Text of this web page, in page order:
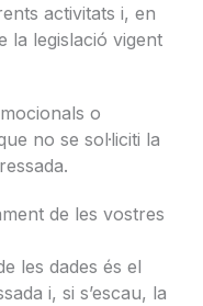
activitats i, en
la legislació vigent
o
no se sol·liciti la
de les vostres
les dades és el
i, si s’escau, la